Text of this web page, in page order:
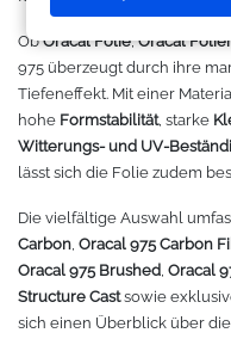
Laserbearbeitung
Großformatdrucker
Direct-to-Film Drucker
Sublimationsdrucker
Stickmaschinen
Oracal 631
Oracal 651
Oracal 751
Oracal 961
Oracal 970 Matt
Graphtec
Ioline
ANA-GRAPH
P-Cut
Mimaki
Sweatshirt
Hemden
T-Shirts
Caps
Taschen
Makerspace - FabLab
Leasing
Gut loslegen mit dem
Anmelden
ObOracal Folie,Oracal
975 überzeugt durch ihre
Tiefeneffekt. Mit einer
hohe Formstabilität, starke
Witterungs- und UV-
lässt sich die Folie zudem
Die vielfältige Auswahl
Carbon, Oracal 975 Carbon
Oracal 975 Brushed, Oracal
Structure Castsowie
sich einen Überblick über